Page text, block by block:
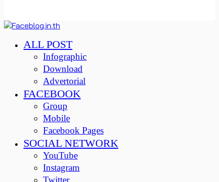
ALL POST
Infographic
Download
Advertorial
FACEBOOK
Group
Mobile
Facebook Pages
SOCIAL NETWORK
YouTube
Instagram
Twitter